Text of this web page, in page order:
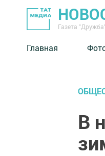
Газета
Главная
В